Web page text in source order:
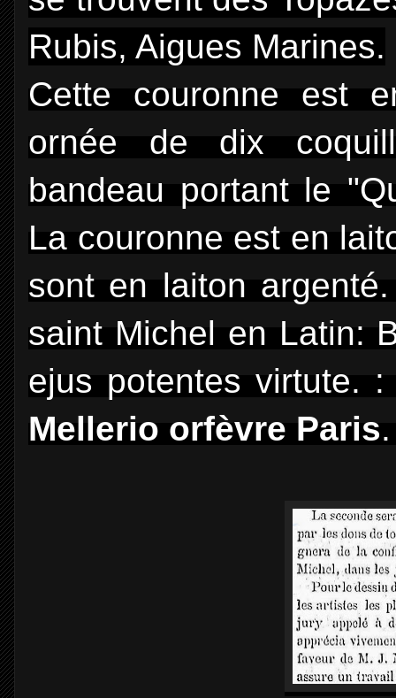
Rubis, Aigues Marines.
Cette couronne est
ornée de dix
bandeau portant le
La couronne est en
sont en laiton
saint Michel en Latin:
ejus potentes virtute.
Mellerio orfèvre Paris